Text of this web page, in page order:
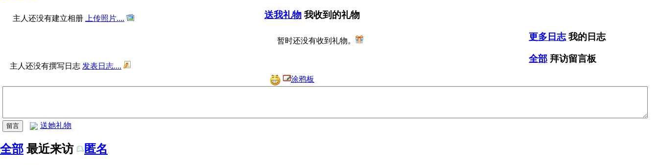
主人还没有建立相册 上传照片.... 送我礼物 我收到的礼物
暂时还没有收到礼物。 更多日志 我的日志
主人还没有撰写日志 发表日志....
全部 拜访留言板
涂鸦板
送她礼物
全部 最近来访 匿名